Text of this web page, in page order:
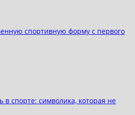
спортивную форму с первого
спорте: символика, которая не